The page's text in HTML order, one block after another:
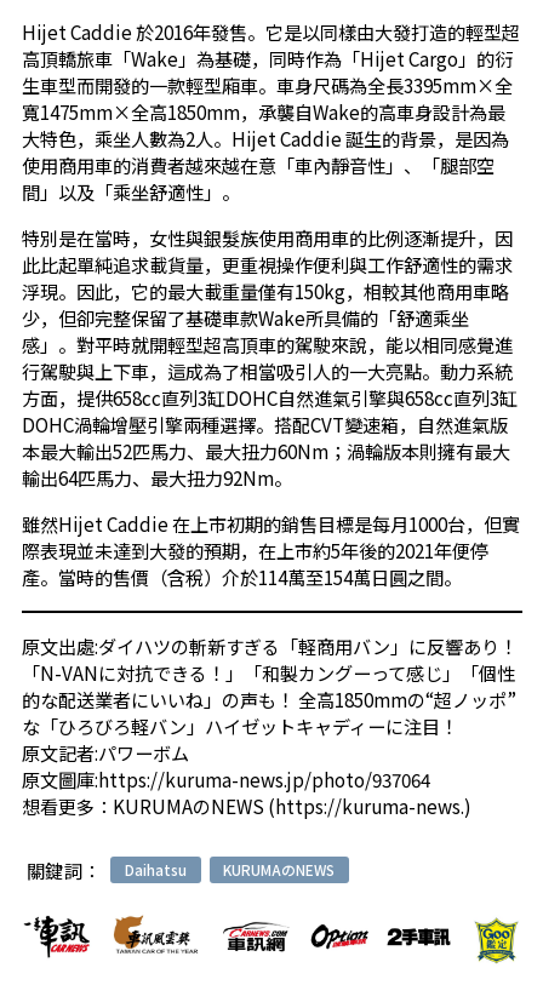
Hijet Caddie 於2016年發售。它是以同樣由大發打造的輕型超
高頂轎旅車「Wake」為基礎，同時作為「Hijet Cargo」的衍
生車型而開發的一款輕型廂車。車身尺碼為全長3395mm×全
寬1475mm×全高1850mm，承襲自Wake的高車身設計為最
大特色，乘坐人數為2人。Hijet Caddie 誕生的背景，是因為
使用商用車的消費者越來越在意「車內靜音性」、「腿部空
間」以及「乘坐舒適性」。
特別是在當時，女性與銀髮族使用商用車的比例逐漸提升，因
此比起單純追求載貨量，更重視操作便利與工作舒適性的需求
浮現。因此，它的最大載重量僅有150kg，相較其他商用車略
少，但卻完整保留了基礎車款Wake所具備的「舒適乘坐
感」。對平時就開輕型超高頂車的駕駛來說，能以相同感覺進
行駕駛與上下車，這成為了相當吸引人的一大亮點。動力系統
方面，提供658cc直列3缸DOHC自然進氣引擎與658cc直列3缸
DOHC渦輪增壓引擎兩種選擇。搭配CVT變速箱，自然進氣版
本最大輸出52匹馬力、最大扭力60Nm；渦輪版本則擁有最大
輸出64匹馬力、最大扭力92Nm。
雖然Hijet Caddie 在上市初期的銷售目標是每月1000台，但實
際表現並未達到大發的預期，在上市約5年後的2021年便停
產。當時的售價（含稅）介於114萬至154萬日圓之間。
原文出處:ダイハツの斬新すぎる「軽商用バン」に反響あり！
「N-VANに対抗できる！」「和製カングーって感じ」「個性
的な配送業者にいいね」の声も！ 全高1850mmの“超ノッポ”
な「ひろびろ軽バン」ハイゼットキャディーに注目！
原文記者:パワーボム
原文圖庫:https://kuruma-news.jp/photo/937064
想看更多： KURUMAのNEWS (https://kuruma-news.)
關鍵詞： Daihatsu KURUMAのNEWS